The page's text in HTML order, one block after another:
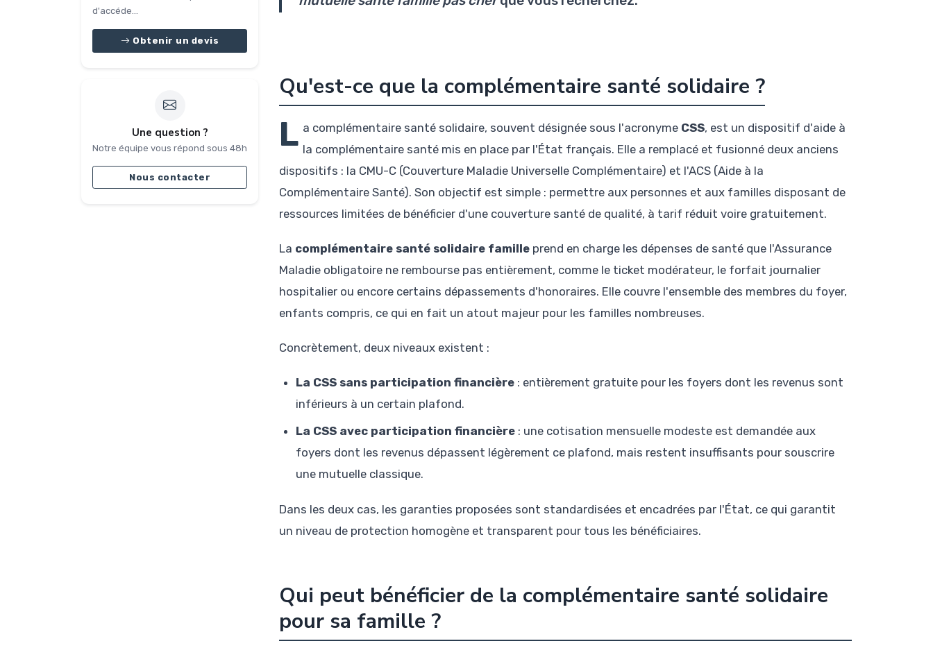
d'accéde...
Obtenir un devis
Une question ?
Notre équipe vous répond sous 48h
Nous contacter
Qu'est-ce que la complémentaire santé solidaire ?
L a complémentaire santé solidaire, souvent désignée sous l'acronyme CSS, est un dispositif d'aide à
la complémentaire santé mis en place par l'État français. Elle a remplacé et fusionné deux anciens
dispositifs : la CMU-C (Couverture Maladie Universelle Complémentaire) et l'ACS (Aide à la
Complémentaire Santé). Son objectif est simple : permettre aux personnes et aux familles disposant de
ressources limitées de bénéficier d'une couverture santé de qualité, à tarif réduit voire gratuitement.
La complémentaire santé solidaire famille prend en charge les dépenses de santé que l'Assurance
Maladie obligatoire ne rembourse pas entièrement, comme le ticket modérateur, le forfait journalier
hospitalier ou encore certains dépassements d'honoraires. Elle couvre l'ensemble des membres du foyer,
enfants compris, ce qui en fait un atout majeur pour les familles nombreuses.
Concrètement, deux niveaux existent :
La CSS sans participation financière : entièrement gratuite pour les foyers dont les revenus sont
inférieurs à un certain plafond.
La CSS avec participation financière : une cotisation mensuelle modeste est demandée aux
foyers dont les revenus dépassent légèrement ce plafond, mais restent insuffisants pour souscrire
une mutuelle classique.
Dans les deux cas, les garanties proposées sont standardisées et encadrées par l'État, ce qui garantit
un niveau de protection homogène et transparent pour tous les bénéficiaires.
Qui peut bénéficier de la complémentaire santé solidaire
pour sa famille ?